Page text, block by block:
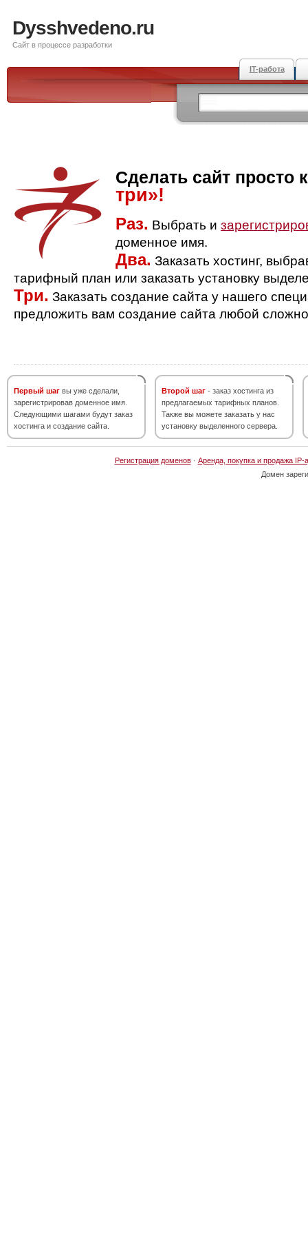
Dysshvedeno.ru
Сайт в процессе разработки
IT-работа
Сделать сайт просто
три»!
Раз. Выбрать и
доменное имя.
Два. Заказать хостинг,
тарифный план или заказать установку
Три. Заказать создание сайта у нашего
предложить вам создание сайта любой
Первый шаг вы уже сделали,
зарегистрировав доменное имя.
Следующими шагами будут заказ
хостинга и создание сайта.
Второй шаг - заказ хостинга из
предлагаемых тарифных планов.
Также вы можете заказать у нас
установку выделенного сервера.
Регистрация доменов· Аренда, покупка и продажа IP-
Домен